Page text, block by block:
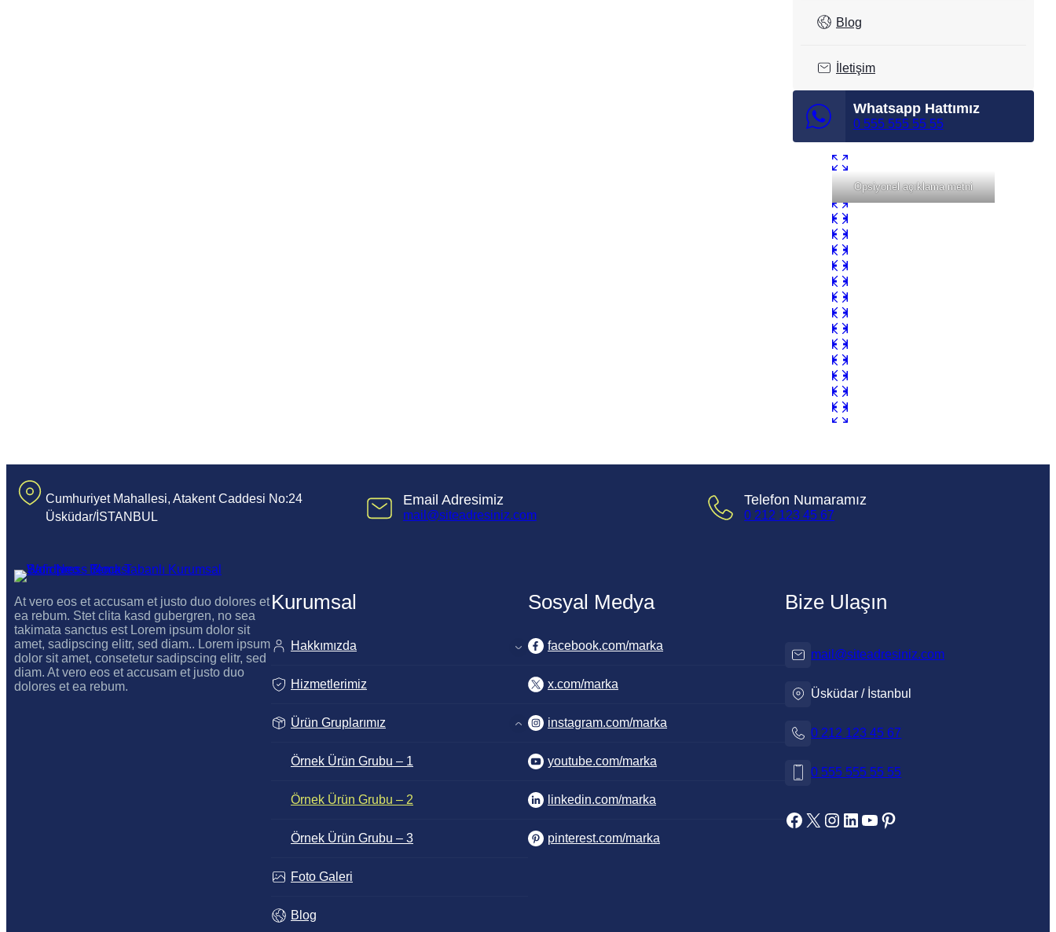
Blog
İletişim
Whatsapp Hattımız
0 555 555 55 55
Opsiyonel açıklama metni
Cumhuriyet Mahallesi, Atakent Caddesi No:24
Üsküdar/İSTANBUL
Email Adresimiz
mail@siteadresiniz.com
Telefon Numaramız
0 212 123 45 67
At vero eos et accusam et justo duo dolores et
ea rebum. Stet clita kasd gubergren, no sea
takimata sanctus est Lorem ipsum dolor sit
amet, sadipscing elitr, sed diam.. Lorem ipsum
dolor sit amet, consetetur sadipscing elitr, sed
diam. At vero eos et accusam et justo duo
dolores et ea rebum.
Kurumsal
Hakkımızda
Hizmetlerimiz
Ürün Gruplarımız
Örnek Ürün Grubu – 1
Örnek Ürün Grubu – 2
Örnek Ürün Grubu – 3
Foto Galeri
Blog
Sosyal Medya
facebook.com/marka
x.com/marka
instagram.com/marka
youtube.com/marka
linkedin.com/marka
pinterest.com/marka
Bize Ulaşın
mail@siteadresiniz.com
Üsküdar / İstanbul
0 212 123 45 67
0 555 555 55 55
Facebook X Instagram LinkedIn YouTube Pinterest